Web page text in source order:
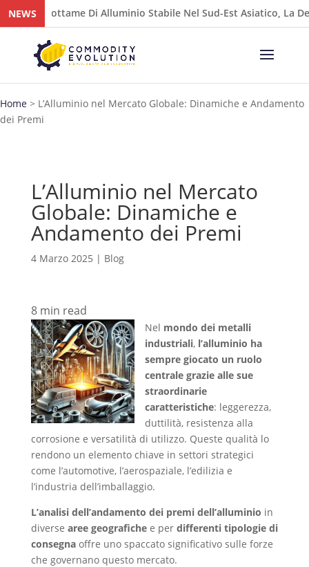
NEWS
Di Alluminio Stabile Nel Sud-Est Asiatico, La Debolezza
Home > L’Alluminio nel Mercato Globale: Dinamiche e Andamento
dei Premi
L’Alluminio nel Mercato
Globale: Dinamiche e
Andamento dei Premi
4 Marzo 2025 | Blog
8min read
Nel mondo dei metalli
industriali, l’alluminio ha
sempre giocato un ruolo
centrale grazie alle sue
straordinarie
caratteristiche: leggerezza,
duttilità, resistenza alla
corrosione e versatilità di utilizzo. Queste qualità lo
rendono un elemento chiave in settori strategici
come l’automotive, l’aerospaziale, l’edilizia e
l’industria dell’imballaggio.
L’analisi dell’andamento dei premi dell’alluminio in
diverse aree geografichee per differenti tipologie di
consegnaoffre uno spaccato significativo sulle forze
che governano questo mercato.